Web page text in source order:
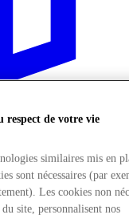
respect de votre vie
similaires mis en
sont nécessaires (par
Les cookies non
site, personnalisent nos